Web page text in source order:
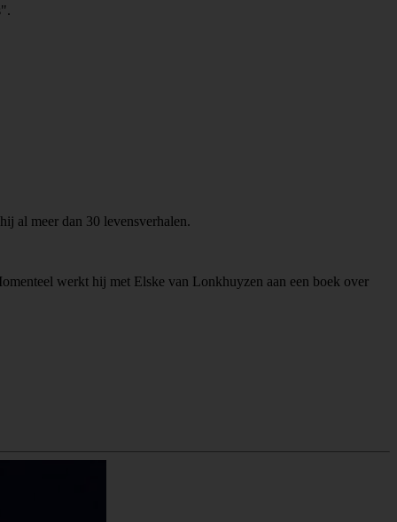
al meer dan 30 levensverhalen.
werkt hij met Elske van Lonkhuyzen aan een boek over